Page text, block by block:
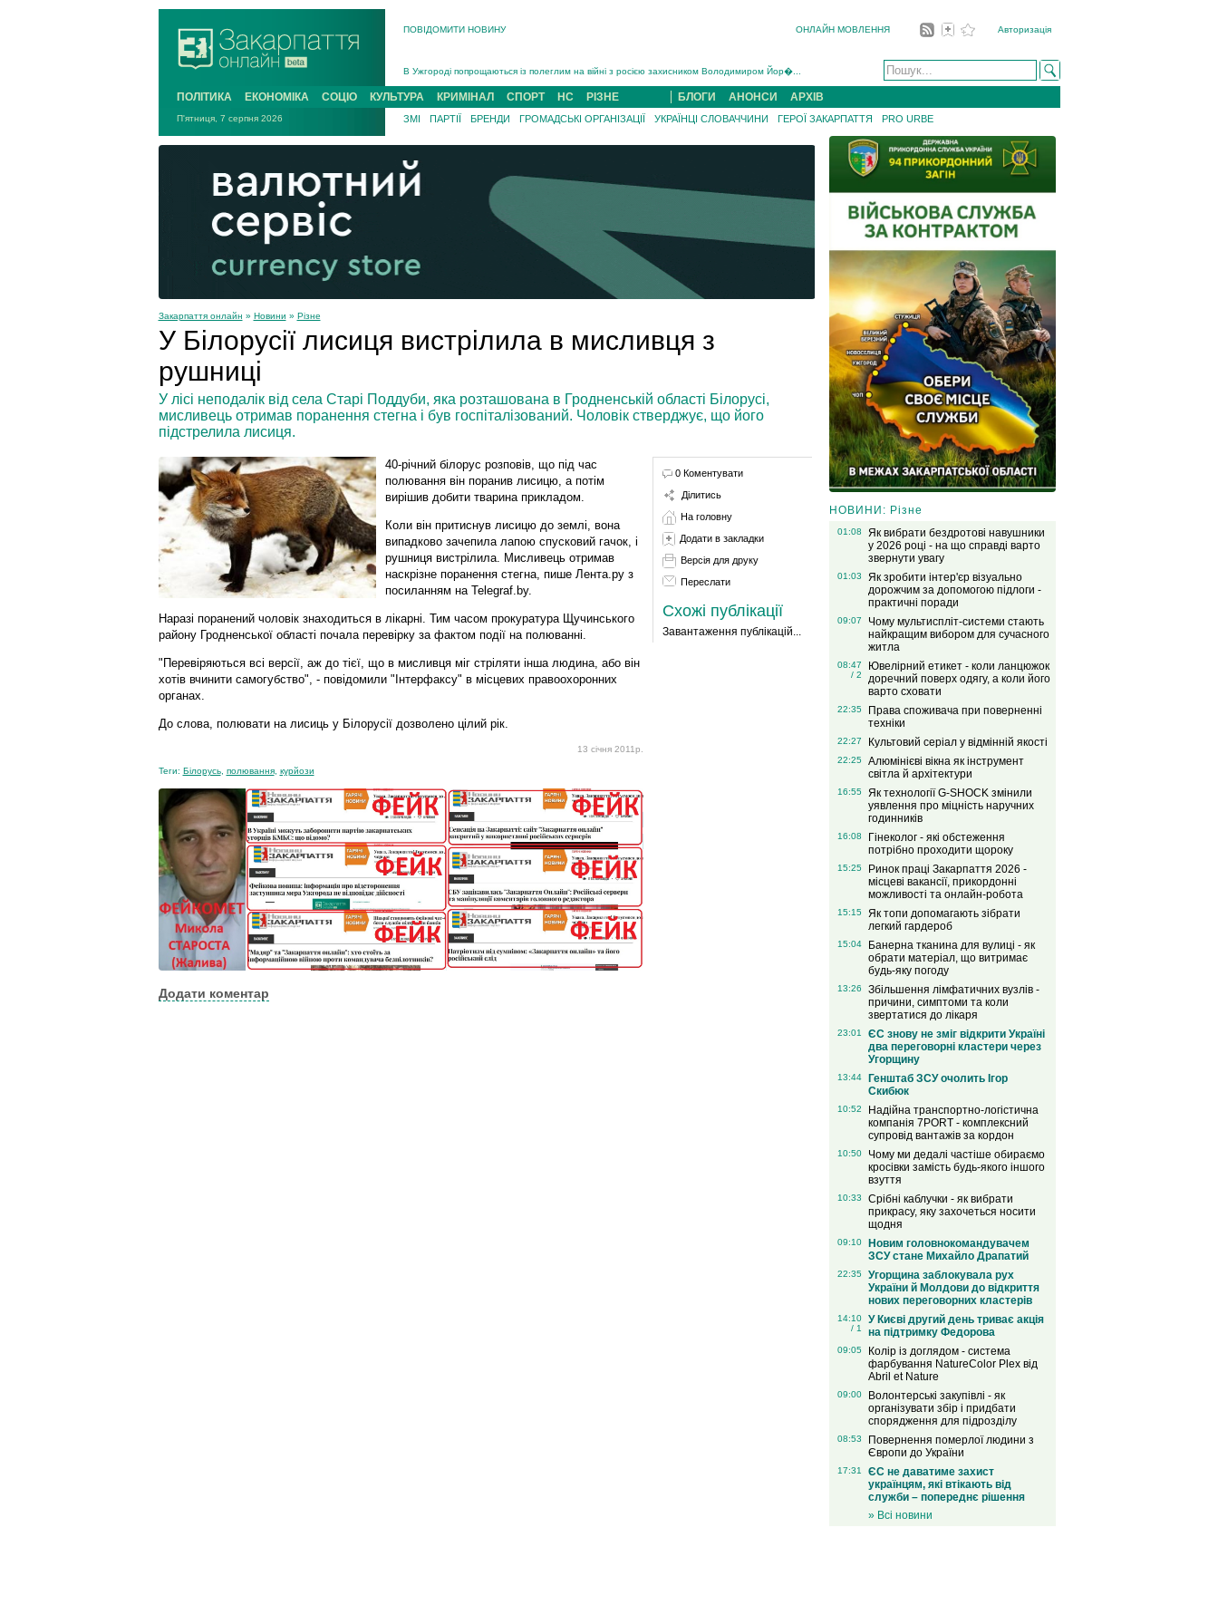
ПОВІДОМИТИ НОВИНУ ОНЛАЙН МОВЛЕННЯ Авторизація
В Ужгороді попрощаються із полеглим на війні з росією захисником Володимиром Йор�...
В Ужгороді 5 серпня попрощаються із захисником Богданом Югасом, який два роки �...
Підтвердили загибель захисника із Нанкова на Хустщині Юліана Гербея (ФОТО)[/gree...
На війні з рф поліг військовий з Виноградова Ігнат Роздяловський (ФОТО)...
На Хустщині внаслідок ДТП за участі трьох авто постраждали 13 людей (ФОТО)...
Інструктора районного ТЦК на Закарпатті судитимуть за обвинувачен...
ПОЛІТИКА ЕКОНОМІКА СОЦІО КУЛЬТУРА КРИМІНАЛ СПОРТ НС РІЗНЕ БЛОГИ АНОНСИ АРХІВ
П'ятниця, 7 серпня 2026 ЗМІ ПАРТІЇ БРЕНДИ ГРОМАДСЬКІ ОРГАНІЗАЦІЇ УКРАЇНЦІ СЛОВАЧЧИНИ ГЕРОЇ ЗАКАРПАТТЯ PRO URBE
Закарпаття онлайн » Новини » Різне
У Білорусії лисиця вистрілила в мисливця з
рушниці
У лісі неподалік від села Старі Поддуби, яка розташована в Гродненській області Білорусі,
мисливець отримав поранення стегна і був госпіталізований. Чоловік стверджує, що його
підстрелила лисиця.
40-річний білорус розповів, що під час
полювання він поранив лисицю, а потім
вирішив добити тварина прикладом.
Коли він притиснув лисицю до землі, вона
випадково зачепила лапою спусковий гачок, і
рушниця вистрілила. Мисливець отримав
наскрізне поранення стегна, пише Лента.ру з
посиланням на Telegraf.by.
Наразі поранений чоловік знаходиться в лікарні. Тим часом прокуратура Щучинського
району Гродненської області почала перевірку за фактом події на полюванні.
"Перевіряються всі версії, аж до тієї, що в мисливця міг стріляти інша людина, або він
хотів вчинити самогубство", - повідомили "Інтерфаксу" в місцевих правоохоронних
органах.
До слова, полювати на лисиць у Білорусії дозволено цілий рік.
13 січня 2011р.
Теги: Білорусь, полювання, курйози
Додати коментар
0 Коментувати
Ділитись
На головну
Додати в закладки
Версія для друку
Переслати
Схожі публікації
Завантаження публікацій...
НОВИНИ: Різне
01:08
Як вибрати бездротові навушники
у 2026 році - на що справді варто
звернути увагу
01:03
Як зробити інтер'єр візуально
дорожчим за допомогою підлоги -
практичні поради
09:07
Чому мультиспліт-системи стають
найкращим вибором для сучасного
житла
08:47
/ 2
Ювелірний етикет - коли ланцюжок
доречний поверх одягу, а коли його
варто сховати
22:35
Права споживача при поверненні
техніки
22:27 Культовий серіал у відмінній якості
22:25
Алюмінієві вікна як інструмент
світла й архітектури
16:55
Як технології G-SHOCK змінили
уявлення про міцність наручних
годинників
16:08
Гінеколог - які обстеження
потрібно проходити щороку
15:25
Ринок праці Закарпаття 2026 -
місцеві вакансії, прикордонні
можливості та онлайн-робота
15:15
Як топи допомагають зібрати
легкий гардероб
15:04
Банерна тканина для вулиці - як
обрати матеріал, що витримає
будь-яку погоду
13:26
Збільшення лімфатичних вузлів -
причини, симптоми та коли
звертатися до лікаря
23:01
ЄС знову не зміг відкрити Україні
два переговорні кластери через
Угорщину
13:44
Генштаб ЗСУ очолить Ігор
Скибюк
10:52
Надійна транспортно-логістична
компанія 7PORT - комплексний
супровід вантажів за кордон
10:50
Чому ми дедалі частіше обираємо
кросівки замість будь-якого іншого
взуття
10:33
Срібні каблучки - як вибрати
прикрасу, яку захочеться носити
щодня
09:10
Новим головнокомандувачем
ЗСУ стане Михайло Драпатий
22:35
Угорщина заблокувала рух
України й Молдови до відкриття
нових переговорних кластерів
14:10
/ 1
У Києві другий день триває акція
на підтримку Федорова
09:05
Колір із доглядом - система
фарбування NatureColor Plex від
Abril et Nature
09:00
Волонтерські закупівлі - як
організувати збір і придбати
спорядження для підрозділу
08:53
Повернення померлої людини з
Європи до України
17:31
ЄС не даватиме захист
українцям, які втікають від
служби – попереднє рішення
» Всі новини